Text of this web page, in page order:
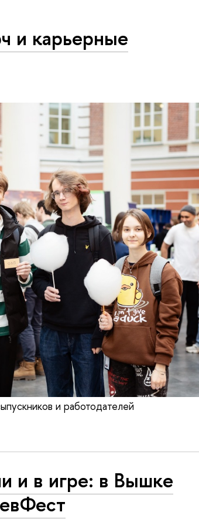
и карьерные
и работодателей
и в игре: в Вышке